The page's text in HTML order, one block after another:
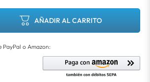
AÑADIR AL CARRITO